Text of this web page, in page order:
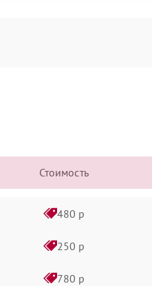
Стоимость
480 р
250 р
780 р